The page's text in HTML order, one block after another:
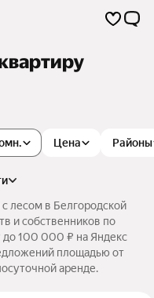
Цена Районы
лесом в Белгородской
и собственников по
до 100 000 ₽ на Яндекс
площадью от
аренде.